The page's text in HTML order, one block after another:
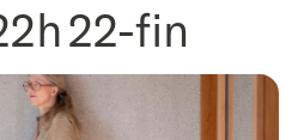
22-fin